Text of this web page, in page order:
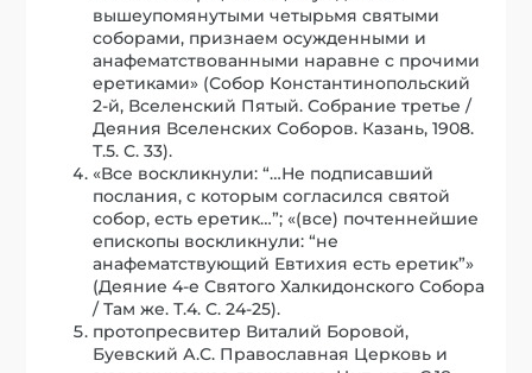
вышеупомянутыми четырьмя святыми
соборами, признаем осужденными и
анафематствованными наравне с прочими
еретиками» (Собор Константинопольский
2-й, Вселенский Пятый. Собрание третье /
Деяния Вселенских Соборов. Казань, 1908.
Т.5. С. 33).
«Все воскликнули: “…Не подписавший
послания, с которым согласился святой
собор, есть еретик…”; «(все) почтеннейшие
епископы воскликнули: “не
анафематствующий Евтихия есть еретик”»
(Деяние 4-е Святого Халкидонского Собора
/ Там же. Т.4. С. 24-25).
протопресвитер Виталий Боровой,
Буевский А.С. Православная Церковь и